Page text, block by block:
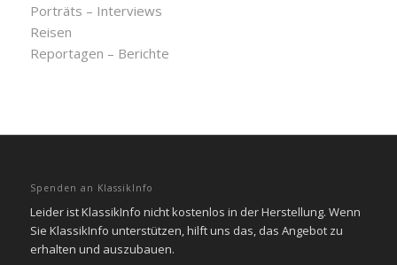
Porträts – Interviews
Reisen
Reportagen – Berichte
Spenden an KlassikInfo
Leider ist KlassikInfo nicht kostenlos in der Herstellung. Wenn
Sie KlassikInfo unterstützen, hilft uns das, das Angebot zu
erhalten und auszubauen.